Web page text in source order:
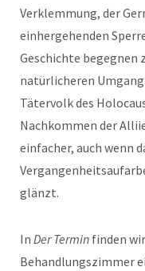
Verklemmung, der
einhergehenden
Geschichte begegnen
natürlicheren
Tätervolk des
Nachkommen der
einfacher, auch wenn
glänzt.
In Der Termin finden
Behandlungszimmer